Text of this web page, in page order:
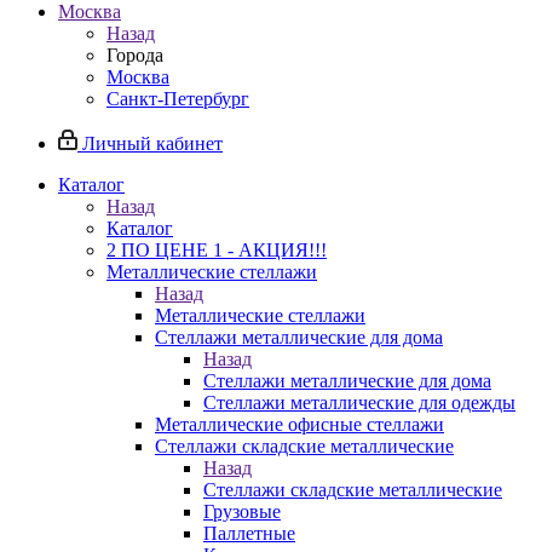
Москва
Назад
Города
Москва
Санкт-Петербург
Личный кабинет
Каталог
Назад
Каталог
2 ПО ЦЕНЕ 1 - АКЦИЯ!!!
Металлические стеллажи
Назад
Металлические стеллажи
Стеллажи металлические для дома
Назад
Стеллажи металлические для дома
Стеллажи металлические для одежды
Металлические офисные стеллажи
Стеллажи складские металлические
Назад
Стеллажи складские металлические
Грузовые
Паллетные